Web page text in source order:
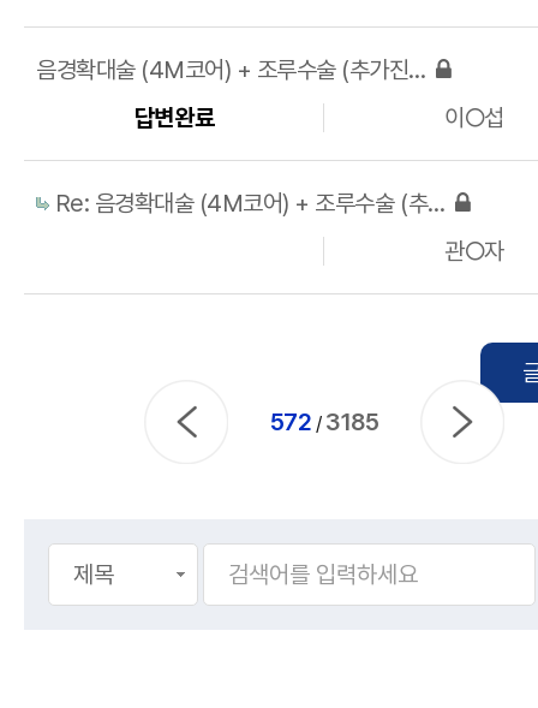
음경확대술 (4M코어) + 조루수술 (추가진피) 비용 및 상담
답변완료
이○섭
Re: 음경확대술 (4M코어) + 조루수술 (추가진피) 비용 및 상담
관○자
572 / 3185